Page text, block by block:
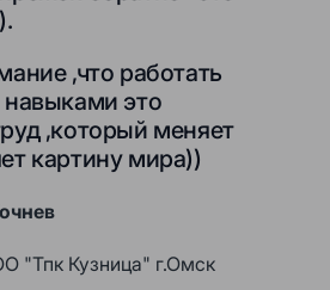
,что работать
это
,который меняет
картину мира))
"Тпк Кузница" г.Омск